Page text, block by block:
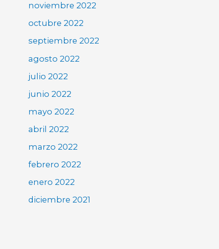
noviembre 2022
octubre 2022
septiembre 2022
agosto 2022
julio 2022
junio 2022
mayo 2022
abril 2022
marzo 2022
febrero 2022
enero 2022
diciembre 2021